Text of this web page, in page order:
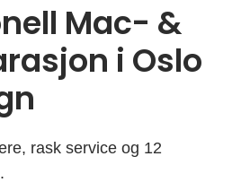
Mac- &
i Oslo
rask service og 12